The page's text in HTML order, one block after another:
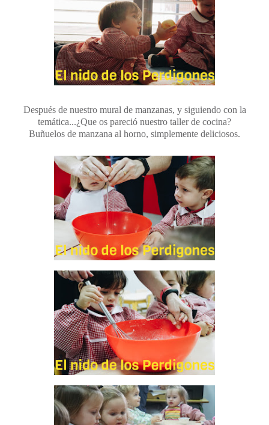
Después de nuestro mural de manzanas, y siguiendo con la
temática...¿Que os pareció nuestro taller de cocina?
Buñuelos de manzana al horno, simplemente deliciosos.